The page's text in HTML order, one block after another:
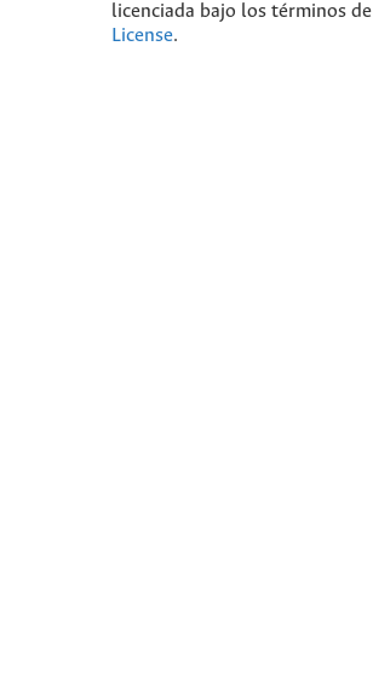
licenciada bajo los términos de
License.